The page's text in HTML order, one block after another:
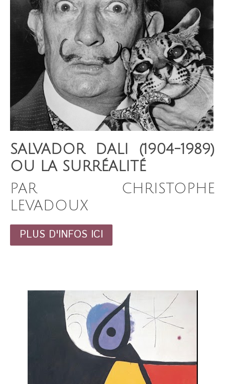
SALVADOR DALI (1904-1989)
OU LA SURRÉALITÉ
PAR CHRISTOPHE
LEVADOUX
PLUS D'INFOS ICI